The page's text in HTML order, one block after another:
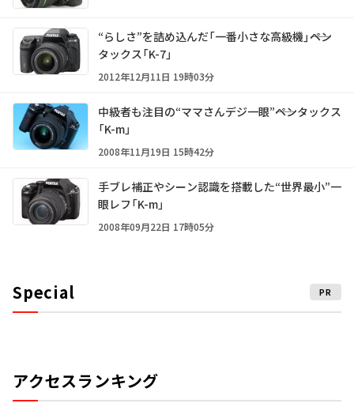
“らしさ”を詰め込んだ「一番小さな高級機」――ペン
タックス「K-7」
2012年12月11日 19時03分
中級者も注目の“ママさんデジ一眼”――ペンタックス
「K-m」
2008年11月19日 15時42分
手ブレ補正やシーン認識を搭載した“世界最小”一
眼レフ「K-m」
2008年09月22日 17時05分
Special PR
アクセスランキング